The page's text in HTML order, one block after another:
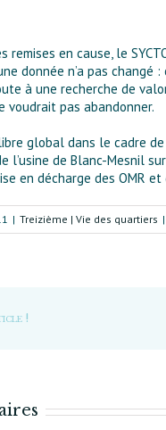
remises en cause, le
donnée n’a pas
à une recherche de
voudrait pas abandonner.
global dans le cadre de
l’usine de Blanc-Mesnil
en décharge des OMR
| Treizième | Vie des quartiers |
!